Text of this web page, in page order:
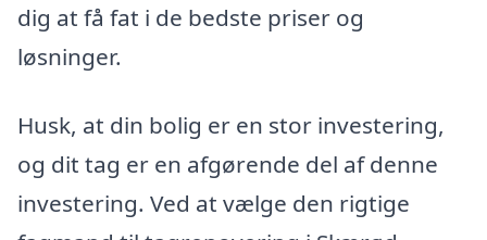
dig at få fat i de bedste priser og
løsninger.
Husk, at din bolig er en stor investering,
og dit tag er en afgørende del af denne
investering. Ved at vælge den rigtige